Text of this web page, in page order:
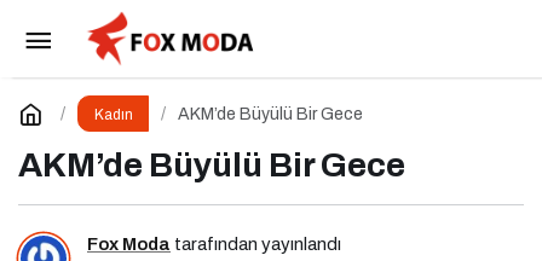
Kadın AKM’de Büyülü Bir Gece
AKM’de Büyülü Bir Gece
Fox Moda tarafından yayınlandı
Cildinizi Yenilemenin 6 Püf Noktası
Yorum Yap